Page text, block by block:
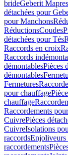
brideGeberit
détachées pour
pour Manchons
RéductionsCoudes
détachées pour Tés
Raccords en croix
Raccords
démontablesPièces
démontables
Fermetures
pour chauffage
chauffage
Raccordements
CuivrePièces
CuivreIsolations
raccordsEnjoliveurs
raccordements